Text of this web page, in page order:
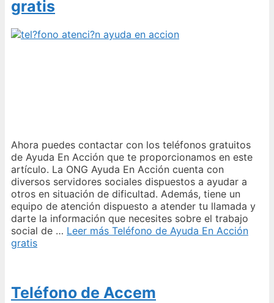
gratis
Ahora puedes contactar con los teléfonos gratuitos
de Ayuda En Acción que te proporcionamos en este
artículo. La ONG Ayuda En Acción cuenta con
diversos servidores sociales dispuestos a ayudar a
otros en situación de dificultad. Además, tiene un
equipo de atención dispuesto a atender tu llamada y
darte la información que necesites sobre el trabajo
social de … Leer más Teléfono de Ayuda En Acción
gratis
Teléfono de Accem